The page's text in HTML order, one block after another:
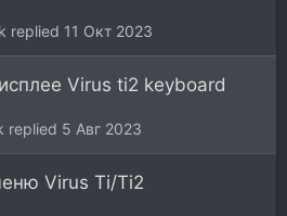
11 Окт 2023
Virus ti2 keyboard
5 Авг 2023
Virus Ti/Ti2